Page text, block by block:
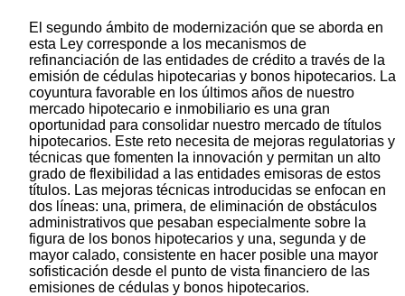
El segundo ámbito de modernización que se aborda en
esta Ley corresponde a los mecanismos de
refinanciación de las entidades de crédito a través de la
emisión de cédulas hipotecarias y bonos hipotecarios. La
coyuntura favorable en los últimos años de nuestro
mercado hipotecario e inmobiliario es una gran
oportunidad para consolidar nuestro mercado de títulos
hipotecarios. Este reto necesita de mejoras regulatorias y
técnicas que fomenten la innovación y permitan un alto
grado de flexibilidad a las entidades emisoras de estos
títulos. Las mejoras técnicas introducidas se enfocan en
dos líneas: una, primera, de eliminación de obstáculos
administrativos que pesaban especialmente sobre la
figura de los bonos hipotecarios y una, segunda y de
mayor calado, consistente en hacer posible una mayor
sofisticación desde el punto de vista financiero de las
emisiones de cédulas y bonos hipotecarios.